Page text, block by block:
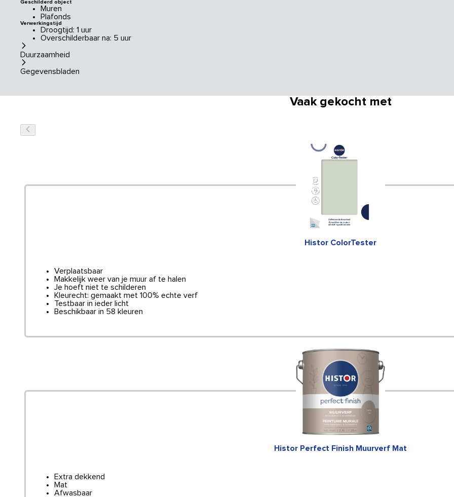
Geschilderd object
Muren
Plafonds
Verwerkingstijd
Droogtijd: 1 uur
Overschilderbaar na: 5 uur
Duurzaamheid
Gegevensbladen
Vaak gekocht met
Histor ColorTester
Verplaatsbaar
Makkelijk weer van je muur af te halen
Je hoeft niet te schilderen
Kleurecht: gemaakt met 100% echte verf
Testbaar in ieder licht
Beschikbaar in 58 kleuren
Histor Perfect Finish Muurverf Mat
Extra dekkend
Mat
Afwasbaar